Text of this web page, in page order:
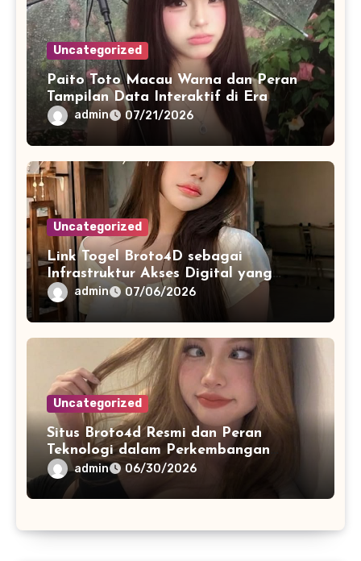
Uncategorized
Paito Toto Macau Warna dan Peran
Tampilan Data Interaktif di Era
Informasi Digital Modern
admin 07/21/2026
Uncategorized
Link Togel Broto4D sebagai
Infrastruktur Akses Digital yang
Lebih Stabil dan Cepat
admin 07/06/2026
Uncategorized
Situs Broto4d Resmi dan Peran
Teknologi dalam Perkembangan
Platform Online
admin 06/30/2026